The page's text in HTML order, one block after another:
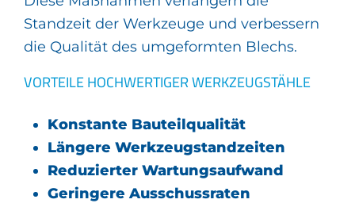
Standzeit der Werkzeuge und verbessern
die Qualität des umgeformten Blechs.
VORTEILE HOCHWERTIGER WERKZEUGSTÄHLE
Konstante Bauteilqualität
Längere Werkzeugstandzeiten
Reduzierter Wartungsaufwand
Geringere Ausschussraten